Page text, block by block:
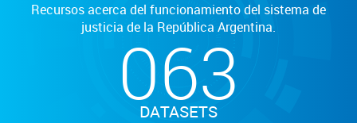
Recursos acerca del funcionamiento del sistema de
justicia de la República Argentina.
063
DATASETS